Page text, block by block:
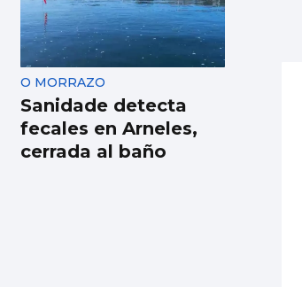
O MORRAZO
Sanidade detecta
fecales en Arneles,
cerrada al baño